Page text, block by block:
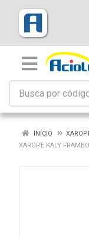
INÍCIO
XAROPE KALY